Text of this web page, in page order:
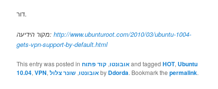
דור.
מקור הידיעה:http://www.ubunturoot.com/2010/03/ubuntu-1004-
gets-vpn-support-by-default.html
This entry was posted in אובונטו, קוד פתוח and taggedHOT, Ubuntu
10.04,VPN, אובונטו, שונר צלול by Ddorda. Bookmark thepermalink.